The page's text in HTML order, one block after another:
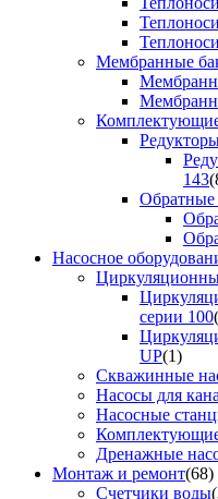
Мембранные
143
Насосное
серии 100
UP(1)
Скважинные
Насосы для
Насосные
Дренажные
Монтаж и ремонт(68)
Счетчики воды